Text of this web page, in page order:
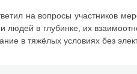
на вопросы участников
в глубинке, их
в тяжёлых условиях без